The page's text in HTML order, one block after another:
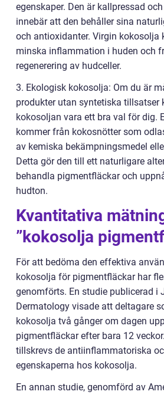
egenskaper. Den är kallpressad
innebär att den behåller sina
och antioxidanter. Virgin kokosolja
minska inflammation i huden och
regenerering av hudceller.
3. Ekologisk kokosolja: Om du är
produkter utan syntetiska tillsatser
kokosoljan vara ett bra val för dig.
kommer från kokosnötter som
av kemiska bekämpningsmedel
Detta gör den till ett naturligare
behandla pigmentfläckar och
hudton.
Kvantitativa
”kokosolja
För att bedöma den effektiva
kokosolja för pigmentfläckar har
genomförts. En studie publicerad i
Dermatology visade att deltagare
kokosolja två gånger om dagen
pigmentfläckar efter bara 12
tillskrevs de antiinflammatoriska
egenskaperna hos kokosolja.
En annan studie, genomförd av